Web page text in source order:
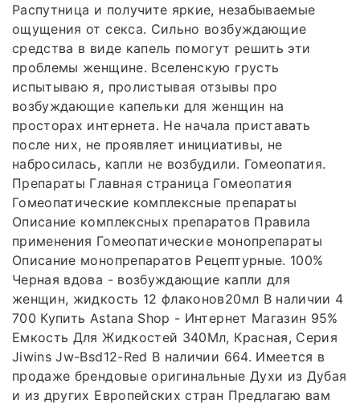
Распутница и получите яркие, незабываемые
ощущения от секса. Сильно возбуждающие
средства в виде капель помогут решить эти
проблемы женщине. Вселенскую грусть
испытываю я, пролистывая отзывы про
возбуждающие капельки для женщин на
просторах интернета. Не начала приставать
после них, не проявляет инициативы, не
набросилась, капли не возбудили. Гомеопатия.
Препараты Главная страница Гомеопатия
Гомеопатические комплексные препараты
Описание комплексных препаратов Правила
применения Гомеопатические монопрепараты
Описание монопрепаратов Рецептурные. 100%
Черная вдова - возбуждающие капли для
женщин, жидкость 12 флаконов20мл В наличии 4
700 Купить Astana Shop - Интернет Магазин 95%
Емкость Для Жидкостей 340Мл, Красная, Серия
Jiwins Jw-Bsd12-Red В наличии 664. Имеется в
продаже брендовые оригинальные Духи из Дубая
и из других Европейских стран Предлагаю вам